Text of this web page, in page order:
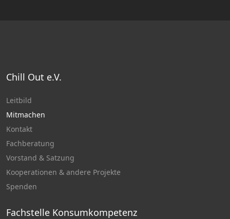
Chill Out e.V.
Leitbild
Mitmachen
Kontakt
Fachberatung
Vorstand & Satzung
Kooperationen & andere Projekte
Spenden
Fachstelle Konsumkompetenz